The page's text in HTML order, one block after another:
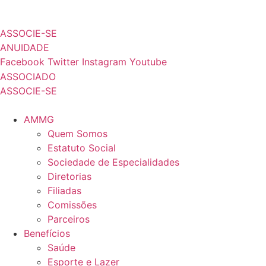
o
conteúdo
ASSOCIE-SE
ANUIDADE
Facebook Twitter Instagram Youtube
ASSOCIADO
ASSOCIE-SE
AMMG
Quem Somos
Estatuto Social
Sociedade de Especialidades
Diretorias
Filiadas
Comissões
Parceiros
Benefícios
Saúde
Esporte e Lazer